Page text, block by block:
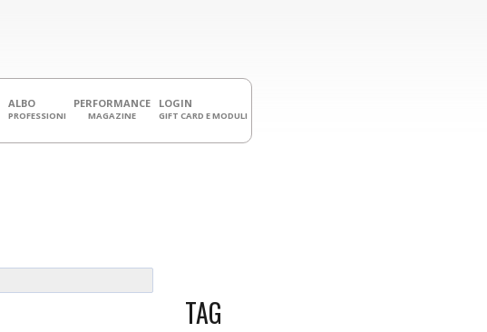
ALBO
PROFESSIONI
PERFORMANCE
MAGAZINE
LOGIN
GIFT CARD E MODULI
TAG